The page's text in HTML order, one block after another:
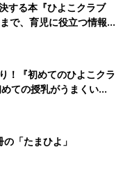
する本『ひよこクラブ
で、育児に役立つ情報が
！『初めてのひよこクラ
ての授乳がうまくい
と夏のトラブル 解決テ
「たまひよ」